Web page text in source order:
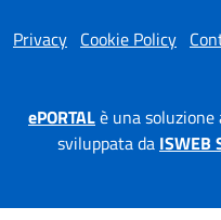
Privacy Cookie Policy
ePORTALè una
sviluppata da ISWEB